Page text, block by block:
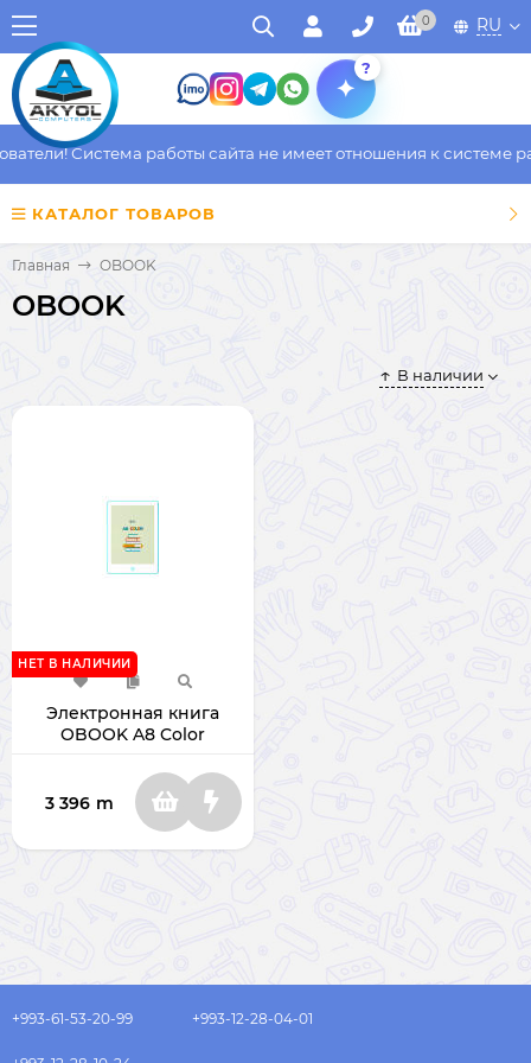
0 RU
?
Система работы сайта не имеет отношения к системе
КАТАЛОГ ТОВАРОВ
Главная OBOOK
OBOOK
В наличии
Электронная книга
OBOOK A8 Color
НЕТ В НАЛИЧИИ
3 396 m
+993-61-53-20-99 +993-12-28-04-01